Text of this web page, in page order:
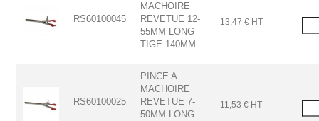
RS60100045
MACHOIRE
REVETUE 12-
55MM LONG
TIGE 140MM
13,47 € HT
RS60100025
PINCE A
MACHOIRE
REVETUE 7-
50MM LONG
11,53 € HT